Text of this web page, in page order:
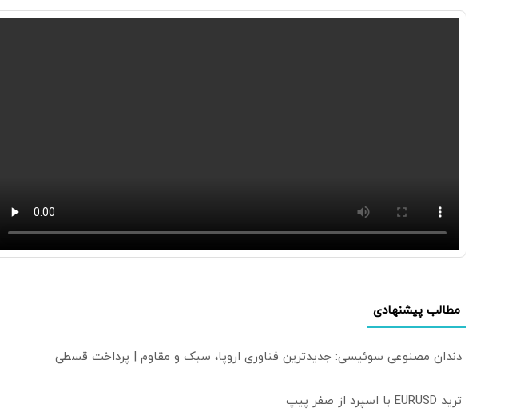
مطالب پیشنهادی
دندان مصنوعی سوئیسی: جدیدترین فناوری اروپا، سبک و مقاوم | پرداخت قسطی
ترید EURUSD با اسپرد از صفر پیپ